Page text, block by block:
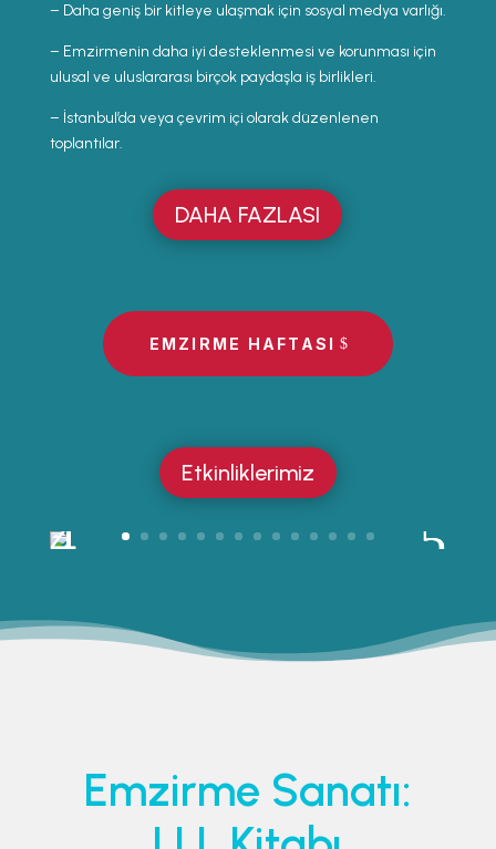
– Daha geniş bir kitleye ulaşmak için sosyal medya varlığı.
– Emzirmenin daha iyi desteklenmesi ve korunması için
ulusal ve uluslararası birçok paydaşla iş birlikleri.
– İstanbul’da veya çevrim içi olarak düzenlenen
toplantılar.
DAHA FAZLASI
EMZIRME HAFTASI
Etkinliklerimiz
Emzirme Sanatı: